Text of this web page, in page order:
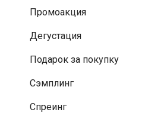
Промоакция
Дегустация
Подарок за покупку
Сэмплинг
Спреинг